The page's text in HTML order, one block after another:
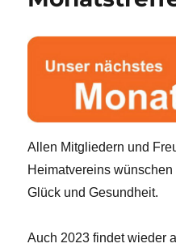
Allen Mitgliedern und
Heimatvereins
Glück und Gesundheit.
Auch 2023 findet wieder